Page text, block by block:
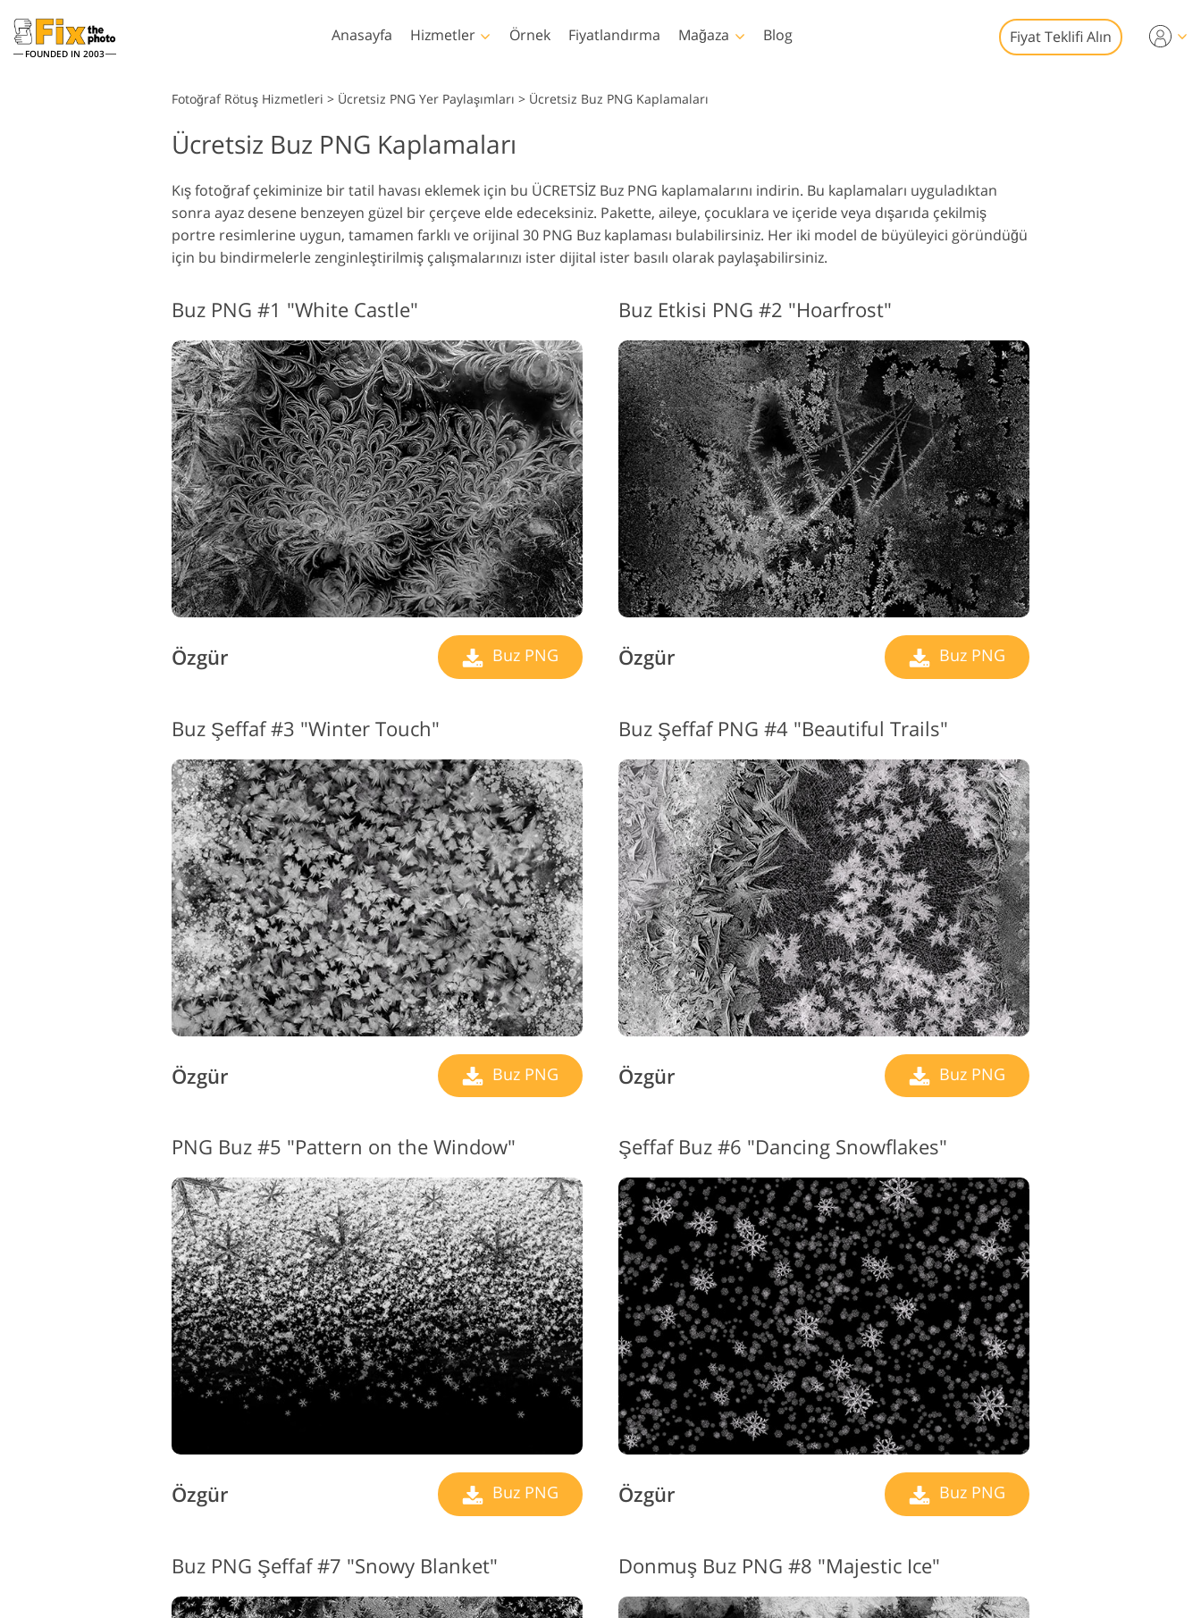
FOUNDED IN 2003
Anasayfa Hizmetler
Hizmetleri
Hizmetleri
Hizmetleri
Hizmetleri
Tarafından Oluşturulan
Hizmetleri
Hizmetleri
Ürün Rötuş Hizmetleri Mücevher Rötuş Hizmetleri AI Eğitim Verileri
Video Düzenleme
Hizmetleri
Örnek Fiyatlandırma Mağaza
Lightroom
Lightroom Ön Ayarları
Koleksiyonları
En İyi Anlaşma Ön
Ayarları
Mobil Koleksiyon
Photoshop
Photoshop Eylemleri
Photoshop Kaplamaları
Photoshop Dokuları
Ps Actions Tüm
Koleksiyonlar
Koleksiyonlar
Templates
Sevgililer Günü Kartları
Düğün davetiyeleri
Çocukların doğum günü
davetiyesi
Blog Fiyat Teklifi Alın
Fotoğraf Rötuş Hizmetleri > Ücretsiz PNG Yer Paylaşımları > Ücretsiz Buz PNG Kaplamaları
Ücretsiz Buz PNG Kaplamaları
Kış fotoğraf çekiminize bir tatil havası eklemek için bu ÜCRETSİZ Buz PNG kaplamalarını indirin. Bu kaplamaları uyguladıktan
sonra ayaz desene benzeyen güzel bir çerçeve elde edeceksiniz. Pakette, aileye, çocuklara ve içeride veya dışarıda çekilmiş
portre resimlerine uygun, tamamen farklı ve orijinal 30 PNG Buz kaplaması bulabilirsiniz. Her iki model de büyüleyici göründüğü
için bu bindirmelerle zenginleştirilmiş çalışmalarınızı ister dijital ister basılı olarak paylaşabilirsiniz.
Buz PNG #1 "White Castle"
Özgür Buz PNG
Buz Etkisi PNG #2 "Hoarfrost"
Özgür Buz PNG
Buz Şeffaf #3 "Winter Touch"
Özgür Buz PNG
Buz Şeffaf PNG #4 "Beautiful Trails"
Özgür Buz PNG
PNG Buz #5 "Pattern on the Window"
Özgür Buz PNG
Şeffaf Buz #6 "Dancing Snowflakes"
Özgür Buz PNG
Buz PNG Şeffaf #7 "Snowy Blanket" Donmuş Buz PNG #8 "Majestic Ice"